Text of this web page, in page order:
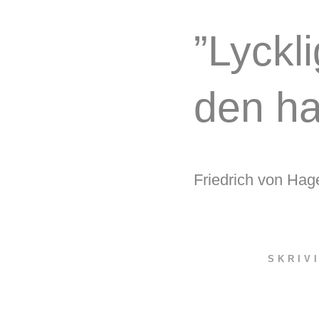
den
Friedrich von